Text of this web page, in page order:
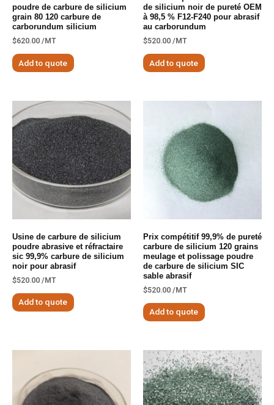
poudre de carbure de silicium
grain 80 120 carbure de
carborundum silicium
$620.00 /MT
Add to quote
de silicium noir de pureté OEM
à 98,5 % F12-F240 pour abrasif
au carborundum
$520.00 /MT
Add to quote
Usine de carbure de silicium
poudre abrasive et réfractaire
sic 99,9% carbure de silicium
noir pour abrasif
$520.00 /MT
Add to quote
Prix ​​compétitif 99,9% de pureté
carbure de silicium 120 grains
meulage et polissage poudre
de carbure de silicium SIC
sable abrasif
$520.00 /MT
Add to quote